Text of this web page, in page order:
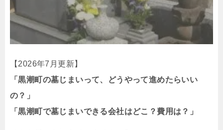
【2026年7月更新】
「黒潮町の墓じまいって、どうやって進めたらいい
の？」
「黒潮町で墓じまいできる会社はどこ？費用は？」